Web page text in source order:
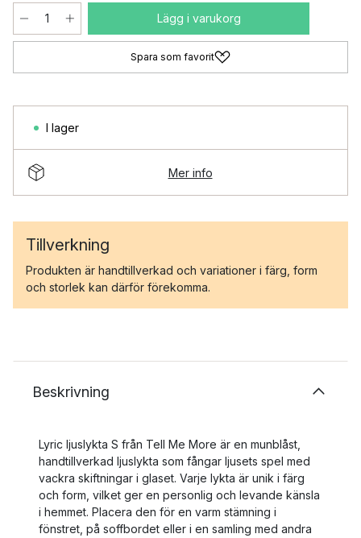
Lägg i varukorg
Spara som favorit
I lager
Mer info
Tillverkning
Produkten är handtillverkad och variationer i färg, form
och storlek kan därför förekomma.
Beskrivning
Lyric ljuslykta S från Tell Me More är en munblåst,
handtillverkad ljuslykta som fångar ljusets spel med
vackra skiftningar i glaset. Varje lykta är unik i färg
och form, vilket ger en personlig och levande känsla
i hemmet. Placera den för en varm stämning i
fönstret, på soffbordet eller i en samling med andra